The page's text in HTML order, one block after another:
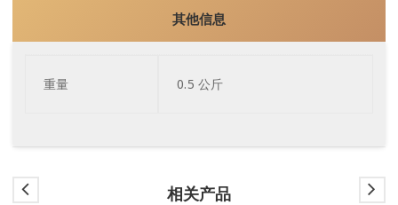
其他信息
重量 0.5 公斤
相关产品